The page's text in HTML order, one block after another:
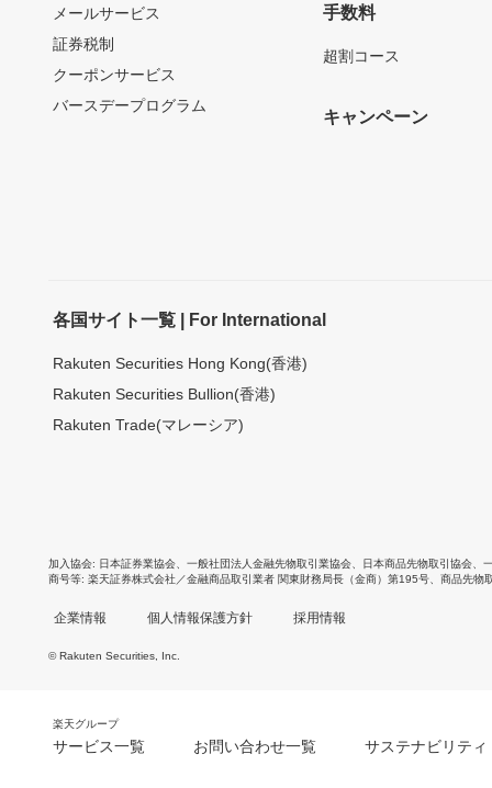
メールサービス
証券税制
クーポンサービス
バースデープログラム
手数料
超割コース
キャンペーン
各国サイト一覧 | For International
Rakuten Securities Hong Kong(香港)
Rakuten Securities Bullion(香港)
Rakuten Trade(マレーシア)
加入協会 日本証券業協会 一般社団法人金融先物取引業協会 日本商品先物取引協会
商号等 楽天証券株式会社／金融商品取引業者 関東財務局長（金商）第195号、商品先物
企業情報 個人情報保護方針 採用情報
© Rakuten Securities, Inc.
楽天グループ
サービス一覧 お問い合わせ一覧 サステナビリティ